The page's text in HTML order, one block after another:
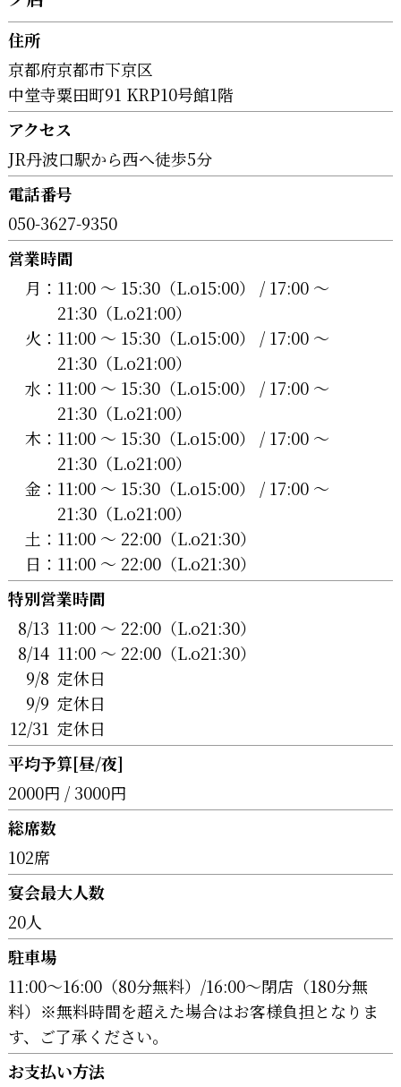
住所
京都府京都市下京区
中堂寺粟田町91 KRP10号館1階
アクセス
JR丹波口駅から西へ徒歩5分
電話番号
050-3627-9350
営業時間
月： 11:00 〜 15:30（L.o15:00） / 17:00 〜
21:30（L.o21:00）
火： 11:00 〜 15:30（L.o15:00） / 17:00 〜
21:30（L.o21:00）
水： 11:00 〜 15:30（L.o15:00） / 17:00 〜
21:30（L.o21:00）
木： 11:00 〜 15:30（L.o15:00） / 17:00 〜
21:30（L.o21:00）
金： 11:00 〜 15:30（L.o15:00） / 17:00 〜
21:30（L.o21:00）
土： 11:00 〜 22:00（L.o21:30）
日： 11:00 〜 22:00（L.o21:30）
特別営業時間
8/13 11:00 〜 22:00（L.o21:30）
8/14 11:00 〜 22:00（L.o21:30）
9/8 定休日
9/9 定休日
12/31 定休日
平均予算[昼/夜]
2000円 / 3000円
総席数
102席
宴会最大人数
20人
駐車場
11:00～16:00（80分無料）/16:00～閉店（180分無
料）※無料時間を超えた場合はお客様負担となりま
す、ご了承ください。
お支払い方法